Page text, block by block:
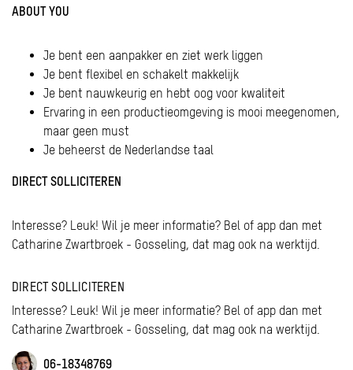
ABOUT YOU
Je bent een aanpakker en ziet werk liggen
Je bent flexibel en schakelt makkelijk
Je bent nauwkeurig en hebt oog voor kwaliteit
Ervaring in een productieomgeving is mooi meegenomen,
maar geen must
Je beheerst de Nederlandse taal
DIRECT SOLLICITEREN
Interesse? Leuk! Wil je meer informatie? Bel of app dan met
Catharine Zwartbroek - Gosseling, dat mag ook na werktijd.
DIRECT SOLLICITEREN
Interesse? Leuk! Wil je meer informatie? Bel of app dan met
Catharine Zwartbroek - Gosseling, dat mag ook na werktijd.
06-18348769